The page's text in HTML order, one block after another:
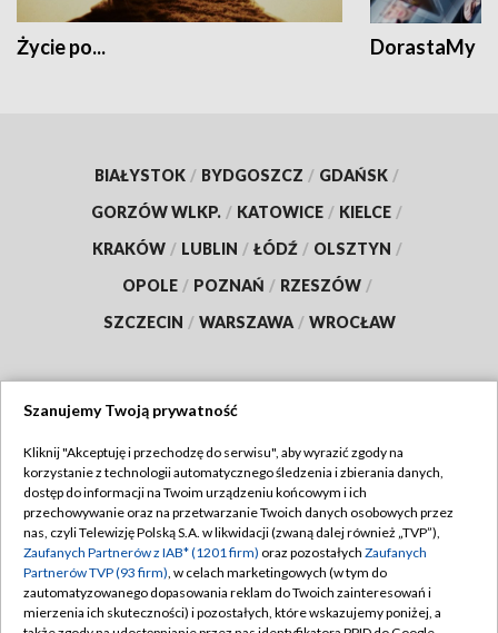
Życie po... DorastaMy
BIAŁYSTOK / BYDGOSZCZ / GDAŃSK /
GORZÓW WLKP. / KATOWICE / KIELCE /
KRAKÓW / LUBLIN / ŁÓDŹ / OLSZTYN /
OPOLE / POZNAŃ / RZESZÓW /
SZCZECIN / WARSZAWA / WROCŁAW
TVP
Abonament TVP
Emisja w TVP
Centrum informacji TVP
Naziemna Telewizja Cyfrowa
Regulamin TVP
Polityka prywatności
Moje zgody
Pomoc
Szanujemy Twoją prywatność
Kliknij "Akceptuję i przechodzę do serwisu", aby wyrazić zgody na
korzystanie z technologii automatycznego śledzenia i zbierania danych,
dostęp do informacji na Twoim urządzeniu końcowym i ich
przechowywanie oraz na przetwarzanie Twoich danych osobowych przez
nas, czyli Telewizję Polską S.A. w likwidacji (zwaną dalej również „TVP”),
Zaufanych Partnerów z IAB* (1201 firm) oraz pozostałych Zaufanych
Partnerów TVP (93 firm), w celach marketingowych (w tym do
zautomatyzowanego dopasowania reklam do Twoich zainteresowań i
mierzenia ich skuteczności) i pozostałych, które wskazujemy poniżej, a